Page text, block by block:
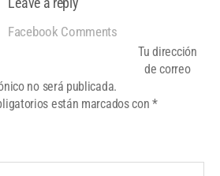
Facebook Comments
Tu dirección
de correo
no será publicada.
están marcados con*